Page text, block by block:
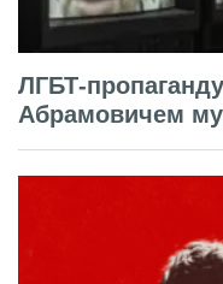
ЛГБТ-
Абрамовичем